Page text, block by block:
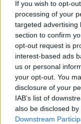
If you wish to opt-
processing of your
targeted advertising
section to confirm
opt-out request is
interest-based ads
us or personal
your opt-out. You
disclosure of your
IAB’s list of
also be disclosed
Downstream
Νεκρός
θαλάσσια
ξημερώματα
ανατροπή